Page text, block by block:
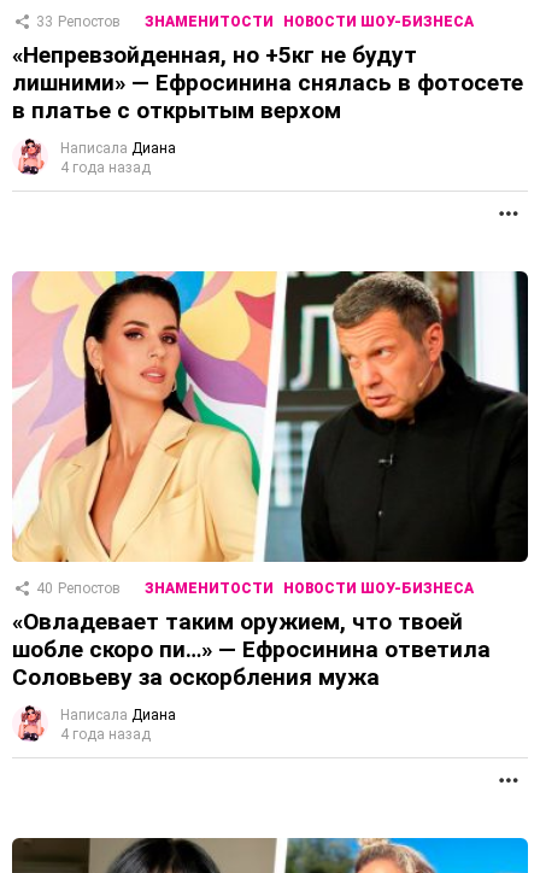
33 Репостов ЗНАМЕНИТОСТИ НОВОСТИ ШОУ-БИЗНЕСА
«Непревзойденная, но +5кг не будут
лишними» — Ефросинина снялась в фотосете
в платье с открытым верхом
Написала Диана
4 года назад
40 Репостов ЗНАМЕНИТОСТИ НОВОСТИ ШОУ-БИЗНЕСА
«Овладевает таким оружием, что твоей
шобле скоро пи…» — Ефросинина ответила
Соловьеву за оскорбления мужа
Написала Диана
4 года назад